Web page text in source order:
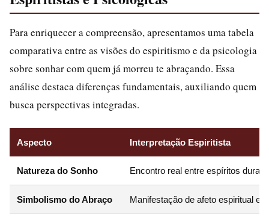
Para enriquecer a compreensão, apresentamos uma tabela
comparativa entre as visões do espiritismo e da psicologia
sobre sonhar com quem já morreu te abraçando. Essa
análise destaca diferenças fundamentais, auxiliando quem
busca perspectivas integradas.
Aspecto Interpretação Espiritista
Natureza do Sonho Encontro real entre espíritos
Simbolismo do Abraço Manifestação de afeto espiritual